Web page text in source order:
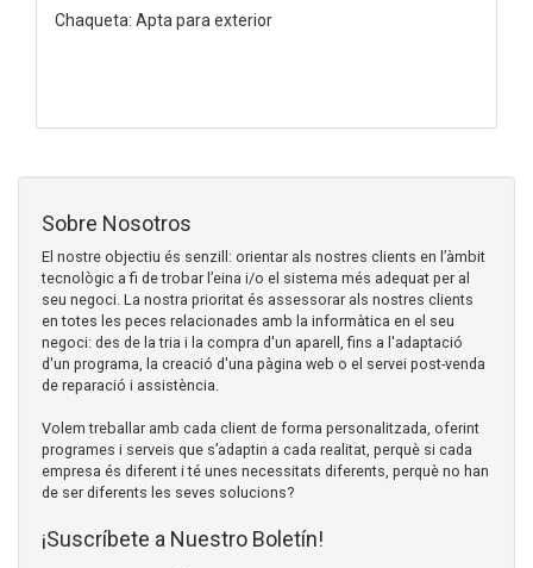
Chaqueta: Apta para exterior
Sobre Nosotros
El nostre objectiu és senzill: orientar als nostres clients en l’àmbit
tecnològic a fi de trobar l’eina i/o el sistema més adequat per al
seu negoci. La nostra prioritat és assessorar als nostres clients
en totes les peces relacionades amb la informàtica en el seu
negoci: des de la tria i la compra d'un aparell, fins a l'adaptació
d'un programa, la creació d'una pàgina web o el servei post-venda
de reparació i assistència.
Volem treballar amb cada client de forma personalitzada, oferint
programes i serveis que s’adaptin a cada realitat, perquè si cada
empresa és diferent i té unes necessitats diferents, perquè no han
de ser diferents les seves solucions?
¡Suscríbete a Nuestro Boletín!